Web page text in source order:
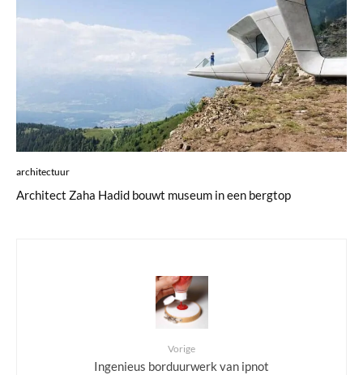
architectuur
Architect Zaha Hadid bouwt museum in een bergtop
Vorige
Ingenieus borduurwerk van ipnot